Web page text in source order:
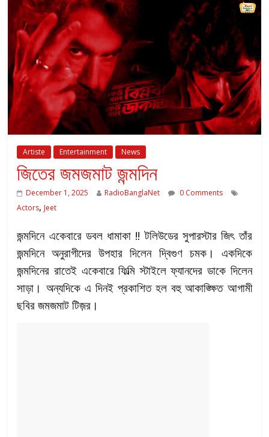
Artiste Entertainment News
জিতের জমজমাট জন্মদিন
December 1, 2025 RadioBanglaNet
0 Comments
Actors, Jeet
জন্মদিনে একেবারে ডবল ধামাকা !! টলিউডের সুপারস্টার জিৎ তাঁর
জন্মদিনে অনুরাগীদের উপহার দিলেন দ্বিগুণ চমক। একদিকে
জন্মদিনের রাতেই একেবারে ফিল্মি স্টাইলে ফ্যানদের ডাকে দিলেন
সাড়া। অন্যদিকে এ দিনই প্রকাশিত হল বহু আকাঙ্ক্ষিত আগামী
ছবির জমজমাট টিজ়র।